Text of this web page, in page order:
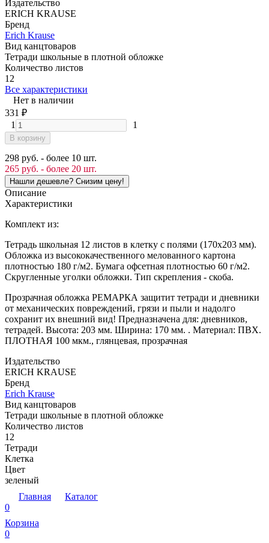
Издательство
ERICH KRAUSE
Бренд
Erich Krause
Вид канцтоваров
Тетради школьные в плотной обложке
Количество листов
12
Все характеристики
Нет в наличии
331 ₽
1
1
В корзину
298 руб. - более 10 шт.
265 руб. - более 20 шт.
Описание
Характеристики
Комплект из:
Тетрадь школьная 12 листов в клетку с полями (170х203 мм).
Обложка из высококачественного мелованного картона
плотностью 180 г/м2. Бумага офсетная плотностью 60 г/м2.
Скругленные уголки обложки. Тип скрепления - скоба.
Прозрачная обложка РЕМАРКА защитит тетради и дневники
от механических повреждений, грязи и пыли и надолго
сохранит их внешний вид! Предназначена для: дневников,
тетрадей. Высота: 203 мм. Ширина: 170 мм. . Материал: ПВХ.
ПЛОТНАЯ 100 мкм., глянцевая, прозрачная
Издательство
ERICH KRAUSE
Бренд
Erich Krause
Вид канцтоваров
Тетради школьные в плотной обложке
Количество листов
12
Тетради
Клетка
Цвет
зеленый
Главная
Каталог
0
Корзина
0